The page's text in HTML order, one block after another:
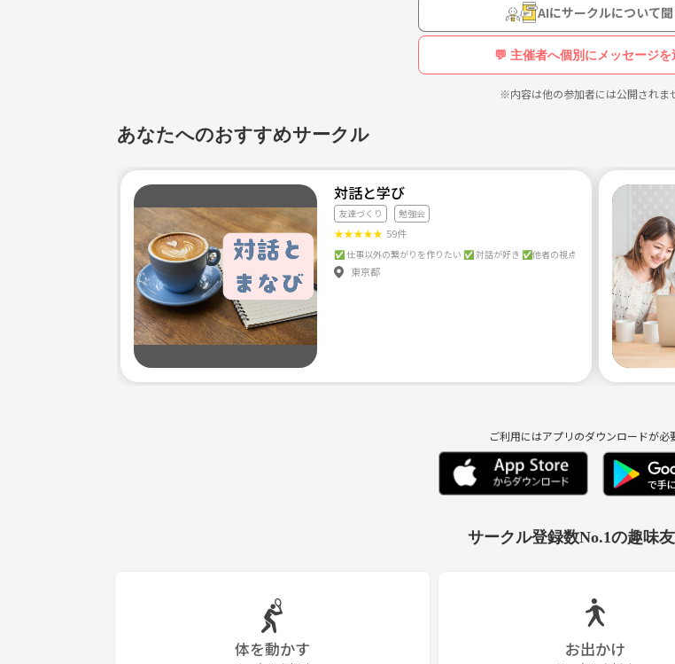
AIにサークルについて聞
💬 主催者へ個別にメッセージを
※内容は他の参加者には公開されま
あなたへのおすすめサークル
対話と学び
友達づくり 勉強会
★★★★★ 59件
東京都
ご利用にはアプリのダウンロードが必
サークル登録数No.1の趣味
体を動かす お出かけ